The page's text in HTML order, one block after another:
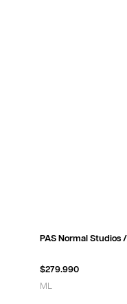
PAS Normal Studios /
$279.990
M L